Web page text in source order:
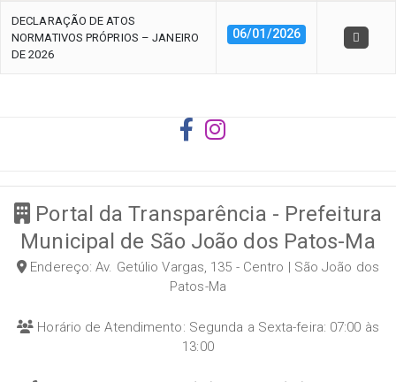
DECLARAÇÃO DE ATOS
NORMATIVOS PRÓPRIOS – JANEIRO
DE 2026
06/01/2026
Portal da Transparência - Prefeitura
Municipal de São João dos Patos-Ma
Endereço: Av. Getúlio Vargas, 135 - Centro | São João dos
Patos-Ma
Horário de Atendimento: Segunda a Sexta-feira: 07:00 às
13:00